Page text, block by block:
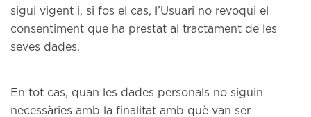
sigui vigent i, si fos el cas, l’Usuari no revoqui el
consentiment que ha prestat al tractament de les
seves dades.
En tot cas, quan les dades personals no siguin
necessàries amb la finalitat amb què van ser